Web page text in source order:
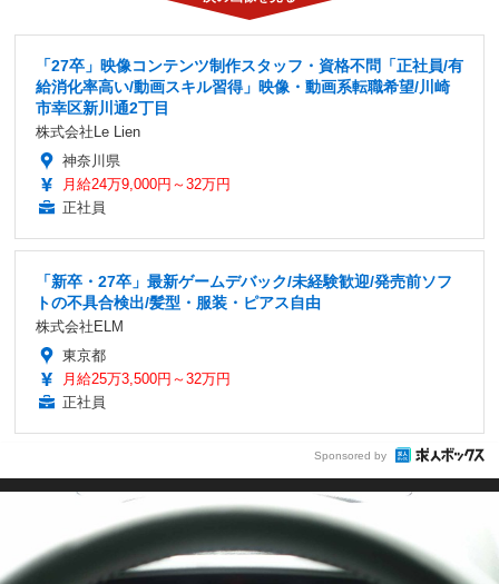
「27卒」映像コンテンツ制作スタッフ・資格不問「正社員/有
給消化率高い/動画スキル習得」映像・動画系転職希望/川崎
市幸区新川通2丁目
株式会社Le Lien
神奈川県
月給24万9,000円～32万円
正社員
「新卒・27卒」最新ゲームデバック/未経験歓迎/発売前ソフ
トの不具合検出/髪型・服装・ピアス自由
株式会社ELM
東京都
月給25万3,500円～32万円
正社員
Sponsored by